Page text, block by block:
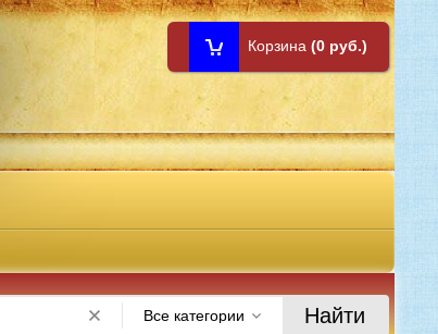
Корзина (0 руб.)
Все категории Найти